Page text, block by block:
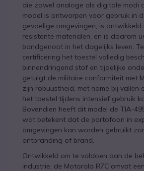
die zowel analoge als digitale modi
model is ontworpen voor gebruik in
gevoelige omgevingen, is ontwikkeld
resistente materialen, en is daarom
bondgenoot in het dagelijks leven.
certificering het toestel volledig
binnendringend stof en tijdelijke
getuigt de militaire conformiteit met
zijn robuustheid, met name bij vallen
het toestel tijdens intensief gebruik
Bovendien heeft dit model de TIA-
wat betekent dat de portofoon in
omgevingen kan worden gebruikt
ontbranding of brand.
Ontwikkeld om te voldoen aan de
industrie, de Motorola R7C omvat